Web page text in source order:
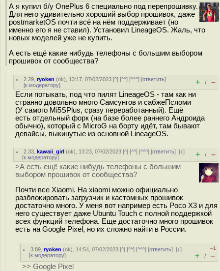
А я купил б/у OnePlus 6 специально под перепрошивку.
Для него удивительно хороший выбор прошивок, даже
postmarketOS почти всё на нём поддерживает (но
именно его я не ставил). Установил LineageOS. Жаль, что
новых моделей уже не купить.
А есть ещё какие нибудь телефоны с большим выбором
прошивок от сообщества?
2.29 ,ryoken (ok), 13:17, 07/02/2023 [^] [^^] [^^^] [ответить]
[к модератору] + / –
Если потыкать, под что пилят LineageOS - там как ни
странно довольно много Самсунгов и сабжеПсяоми
(У самого Mi5SPlus, сразу переработанный). Ещё
есть отдельный форк (на базе более раннего Андроида
обычно), который с MicroG на борту идёт, там бывают
девайсы, выкинутые из основной LineageOS.
2.33 ,kawaii_girl (ok), 13:23, 07/02/2023 [^] [^^] [^^^] [ответить][↓]
[к модератору] + / –
>А есть ещё какие нибудь телефоны с большим
выбором прошивок от сообщества?
Почти все Xiaomi. На xiaomi можно официально
разблокировать загрузчик и кастомных прошивок
достаточно много. У меня вот например есть Poco X3 и для
него существует даже Ubuntu Touch с полной поддержкой
всех функций телефона. Еще достаточно много прошивок
есть на Google Pixel, но их сложно найти в России.
3.89 ,ryoken (ok), 14:54, 07/02/2023 [^] [^^] [^^^] [ответить][↓]
[к модератору]
–1
+ / –
>> Google Pixel